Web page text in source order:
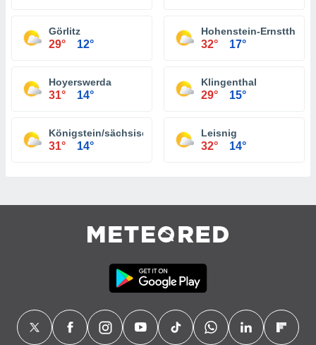
Görlitz
29° 12°
Hohenstein-Ernstthal
32° 17°
Hoyerswerda
31° 14°
Klingenthal
29° 15°
Königstein/sächsische Schweiz
31° 14°
Leisnig
32° 14°